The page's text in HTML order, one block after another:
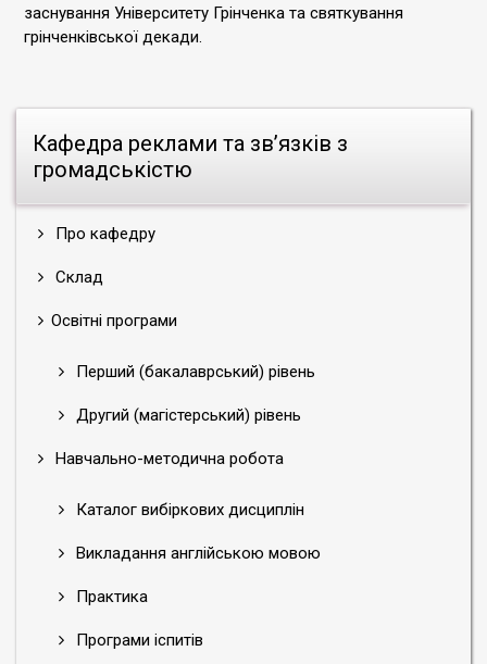
Кафедра реклами та зв’язків з
громадськістю
Про кафедру
Склад
Освітні програми
Перший (бакалаврський) рівень
Другий (магістерський) рівень
Навчально-методична робота
Каталог вибіркових дисциплін
Викладання англійською мовою
Практика
Програми іспитів
заснування Університету Грінченка та святкування
грінченківської декади.